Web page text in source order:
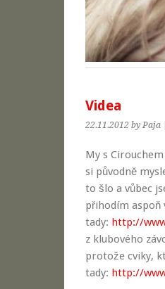
Videa
22.11.2012 by Paja
My s
si původně
to šlo a vůbec
přihodím
tady: http://
z klubového
protože cviky,
tady: http://